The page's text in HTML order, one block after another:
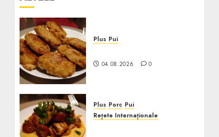
Plus Pui
04.08.2026 0
Plus Porc Pui
Rețete Internaționale